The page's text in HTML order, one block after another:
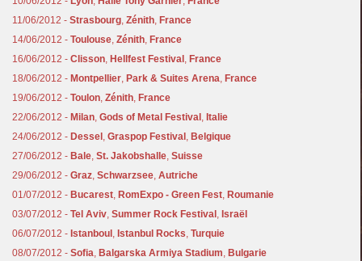
11/06/2012 -Strasbourg,Zénith, France
14/06/2012 -Toulouse,Zénith, France
16/06/2012 -Clisson, Hellfest Festival , France
18/06/2012 - Montpellier, Park & Suites Arena, France
19/06/2012 -Toulon,Zénith, France
22/06/2012 - Milan,Gods of Metal Festival , Italie
24/06/2012 - Dessel ,Graspop Festival , Belgique
27/06/2012 - Bale,St. Jakobshalle,Suisse
29/06/2012 -Graz,Schwarzsee,Autriche
01/07/2012 - Bucarest, RomExpo - Green Fest, Roumanie
03/07/2012 -Tel Aviv,Summer Rock Festival , Israël
06/07/2012 - Istanboul , Istanbul Rocks,Turquie
08/07/2012 -Sofia, Balgarska Armiya Stadium, Bulgarie